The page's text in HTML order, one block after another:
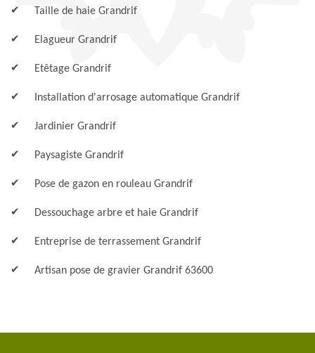
Taille de haie Grandrif
Elagueur Grandrif
Etêtage Grandrif
Installation d'arrosage automatique Grandrif
Jardinier Grandrif
Paysagiste Grandrif
Pose de gazon en rouleau Grandrif
Dessouchage arbre et haie Grandrif
Entreprise de terrassement Grandrif
Artisan pose de gravier Grandrif 63600